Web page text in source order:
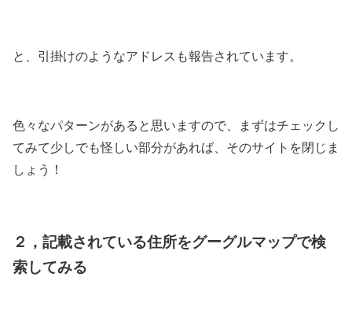
と、引掛けのようなアドレスも報告されています。
色々なパターンがあると思いますので、まずはチェックし
てみて少しでも怪しい部分があれば、そのサイトを閉じま
しょう！
２，記載されている住所をグーグルマップで検
索してみる